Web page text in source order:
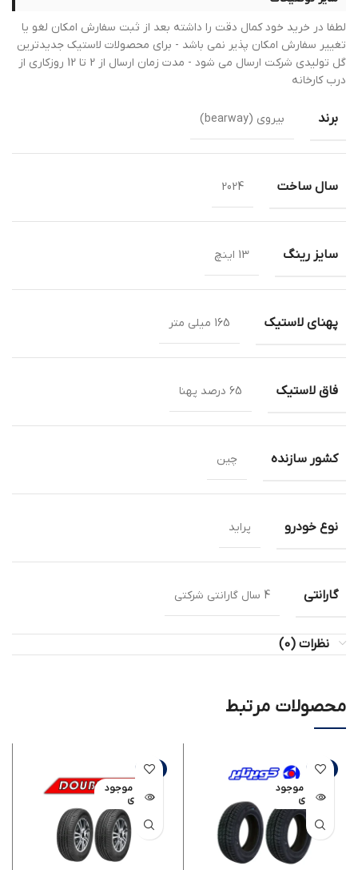
لطفا در خرید خود کمال دقت را داشته بعد از ثبت سفارش امکان لغو یا
تغییر سفارش امکان پذیر نمی باشد - برای محصولات لاستیک جدیدترین
گل تولیدی شرکت ارسال می شود - مدت زمان ارسال از 2 تا 12 روزکاری از
درب کارخانه
برند بیروی (bearway)
سال ساخت 2024
سایز رینگ 13 اینچ
پهنای لاستیک 165 میلی متر
فاق لاستیک 65 درصد پهنا
کشور سازنده چین
نوع خودرو پراید
گارانتی 4 سال گارانتی شرکتی
نظرات (0)
محصولات مرتبط
-6%
اتمام موجود
ی
-8%
اتمام موجود
ی